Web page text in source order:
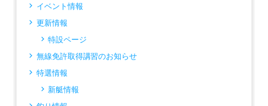
イベント情報
更新情報
特設ページ
無線免許取得講習のお知らせ
特選情報
新艇情報